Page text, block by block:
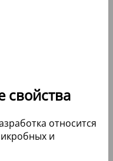
свойства
относится
и